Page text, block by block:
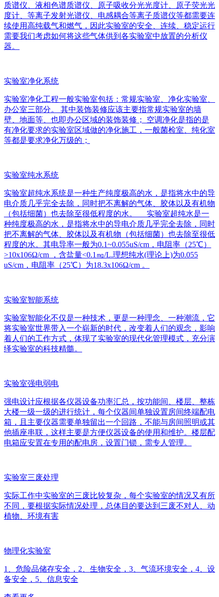
质谱仪、液相色谱质谱仪、原子吸收分光光度计、原子荧光光
度计、等离子发射光谱仪、电感耦合等离子质谱仪等都需要连
续使用高纯载气和燃气，因此实验室的安全、连续、稳定运行
需要我们考虑如何将这些气体供到各实验室中放置的分析仪
器。
实验室净化系统
实验室净化工程一般实验室包括：常规实验室、净化实验室、
办公室三部分。 其中装饰装修应该主要指常规实验室的墙
壁、地面等、也即办公区域的装饰装修； 空调净化是指的是
有净化要求的实验室区域做的净化施工，一般菌检室、纯化室
等都是要求净化万级的；
实验室纯水系统
实验室超纯水系统是一种生产纯度极高的水，是指将水中的导
电介质几乎完全去除，同时把不离解的气体、胶体以及有机物
（包括细菌）也去除至很低程度的水。 实验室超纯水是一
种纯度极高的水，是指将水中的导电介质几乎完全去除，同时
把不离解的气体、胶体以及有机物（包括细菌）也去除至很低
程度的水。其电导率一般为0.1~0.055uS/cm，电阻率（25℃）
>10x106Ω/cm ，含盐量<0.1㎎/L.理想纯水(理论上)为0.055
uS/cm，电阻率（25℃）为18.3x106Ω/cm 。
实验室智能系统
实验室智能化不仅是一种技术，更是一种理念、一种潮流，它
将实验室世界带入一个崭新的时代，改变着人们的观念，影响
着人们的工作方式，体现了实验室的现代化管理模式，充分演
绎实验室的科技精髓。
实验室强电弱电
强电设计应根据各仪器设备功率汇总，按功能间、楼层、整栋
大楼一级一级的进行统计，每个仪器间单独设置房间终端配电
箱，且主要仪器需要单独留出一个回路，不能与房间照明或其
他插座串联，这样主要是方便仪器设备的使用和维护。楼层配
电箱应安置在专用的配电房，设置门锁，需专人管理。
实验室三废处理
实际工作中实验室的三废比较复杂，每个实验室的情况又有所
不同，要根据实际情况处理，总体目的要达到三废不对人、动
植物、环境有害
物理化实验室
1、危险品储存安全，2、生物安全，3、气流环境安全，4、设
备安全，5、信息安全